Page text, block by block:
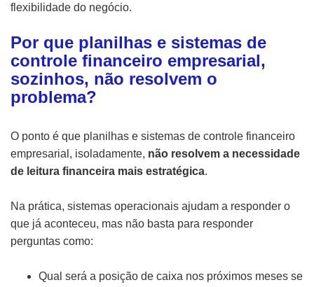
flexibilidade do negócio.
Por que planilhas e sistemas de
controle financeiro empresarial,
sozinhos, não resolvem o
problema?
O ponto é que planilhas e sistemas de controle financeiro
empresarial, isoladamente, não resolvem a necessidade
de leitura financeira mais estratégica.
Na prática, sistemas operacionais ajudam a responder o
que já aconteceu, mas não basta para responder
perguntas como:
Qual será a posição de caixa nos próximos meses se